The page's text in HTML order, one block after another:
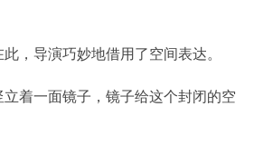
，导演巧妙地借用了空间表达。
着一面镜子，镜子给这个封闭的空